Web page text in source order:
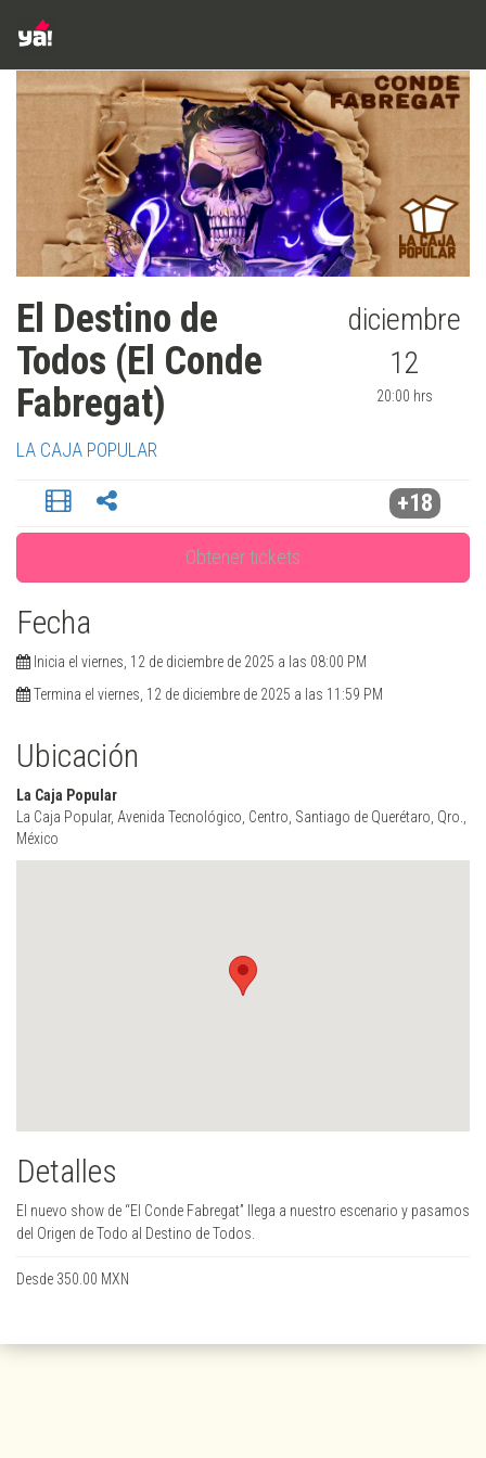
El Destino de
Todos (El Conde
Fabregat)
LA CAJA POPULAR
diciembre
12
20:00 hrs
+18
Obtener tickets
Fecha
Inicia el viernes, 12 de diciembre de 2025 a las 08:00 PM
Termina el viernes, 12 de diciembre de 2025 a las 11:59 PM
Ubicación
La Caja Popular
La Caja Popular, Avenida Tecnológico, Centro, Santiago de Querétaro, Qro.,
México
Detalles
El nuevo show de “El Conde Fabregat” llega a nuestro escenario y pasamos
del Origen de Todo al Destino de Todos.
Desde 350.00 MXN